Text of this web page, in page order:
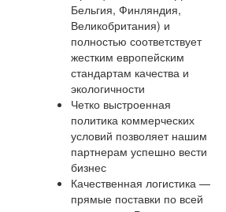
Бельгия, Финляндия,
Великобритания) и
полностью соответствует
жестким европейским
стандартам качества и
экологичности
Четко выстроенная
политика коммерческих
условий позволяет нашим
партнерам успешно вести
бизнес
Качественная логистика —
прямые поставки по всей